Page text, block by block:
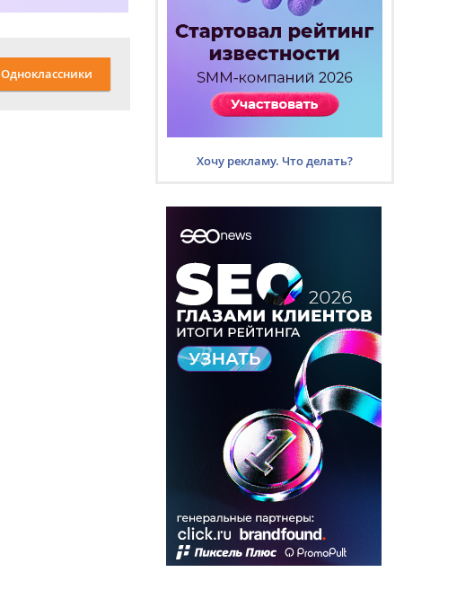
Одноклассники
Хочу рекламу. Что делать?